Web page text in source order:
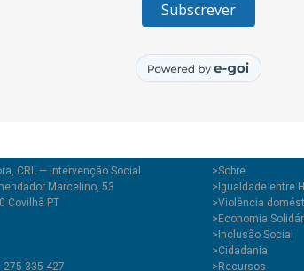
no âmbito do
Silveira em
Mandacarú
CRL — Intervenção Social
Marcelino, 53
Covilhã PT
335 427
>Sobre
>Igualdade entre
>Violência
>Economia
>Inclusão Social
>Cidadania
>Recursos